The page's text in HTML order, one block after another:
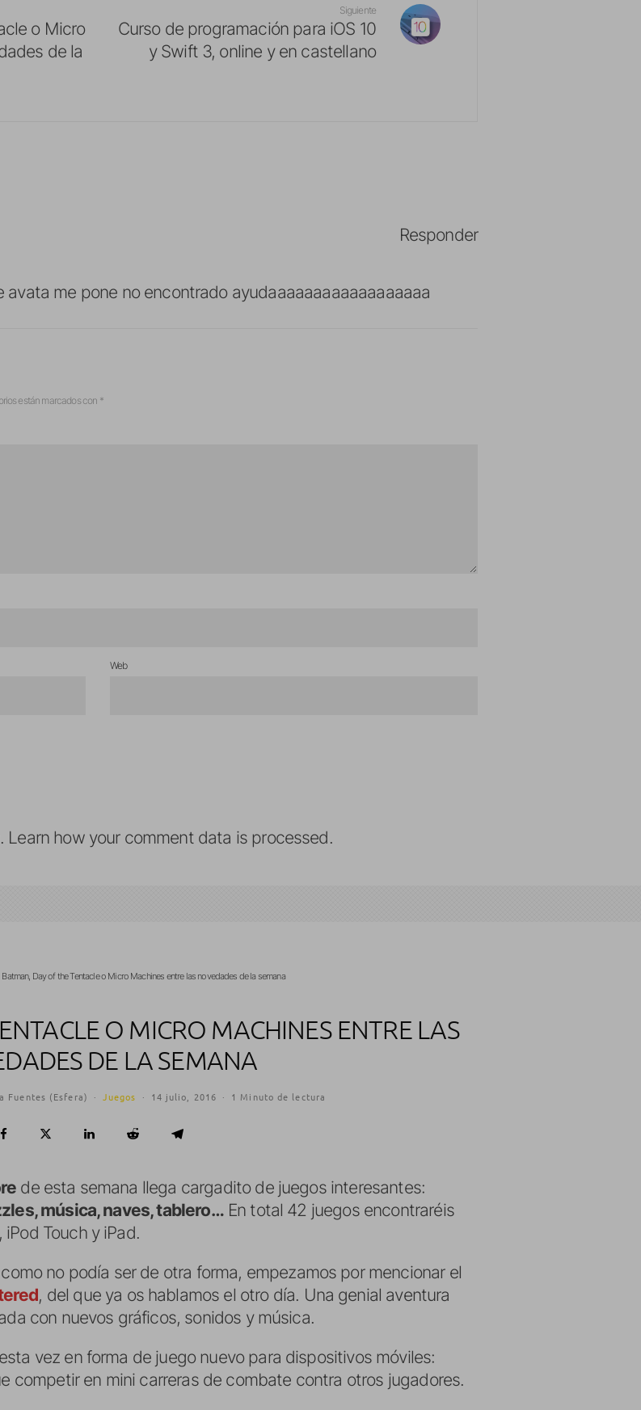
o Micro
de la
Siguiente
Curso de programación para iOS 10
y Swift 3, online y en castellano
avata me pone no encontrado ayudaaaaaaaaaaaaaaaaaa
Responder
están marcados con *
Web
Learn how your comment data is processed.
Batman, Day of the Tentacle o Micro Machines entre las novedades de la semana
O MICRO MACHINES ENTRE LAS
DE LA SEMANA
Fuentes (Esfera) · Juegos · 14 julio, 2016 · 1 Minuto de lectura
de esta semana llega cargadito de juegos interesantes:
música, naves, tablero…En total 42 juegos encontraréis
Touch y iPad.
no podía ser de otra forma, empezamos por mencionar el
, del que ya os hablamos el otro día. Una genial aventura
con nuevos gráficos, sonidos y música.
vez en forma de juego nuevo para dispositivos móviles:
competir en mini carreras de combate contra otros jugadores.